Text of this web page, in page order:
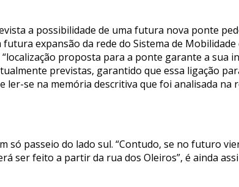
a possibilidade de uma futura nova ponte
expansão da rede do Sistema de
proposta para a ponte garante a sua
previstas, garantido que essa ligação
ler-se na memória descritiva que foi analisada
só passeio do lado sul. “Contudo, se no futuro
ser feito a partir da rua dos Oleiros”, é ainda